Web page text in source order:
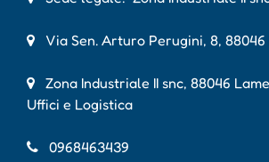
Via Sen. Arturo Perugini, 8,
Zona Industriale II snc, 88046
Uffici e Logistica
0968463439